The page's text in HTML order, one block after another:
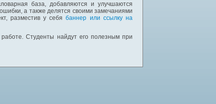
база, добавляются и улучшаются
а также делятся своими замечаниями
разместив у себябаннер или ссылку на
Студенты найдут его полезным при